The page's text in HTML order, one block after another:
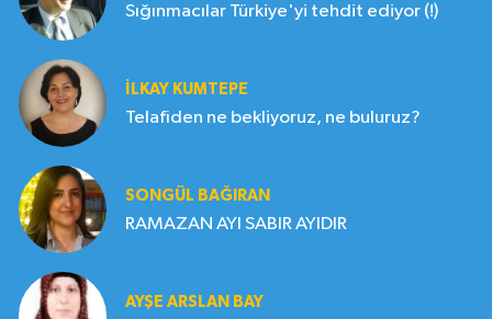
Sığınmacılar Türkiye'yi tehdit ediyor (!)
İLKAY KUMTEPE
Telafiden ne bekliyoruz, ne buluruz?
SONGÜL BAĞIRAN
RAMAZAN AYI SABIR AYIDIR
AYŞE ARSLAN BAY